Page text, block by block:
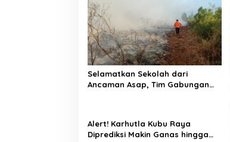
p
o
s
Selamatkan Sekolah dari
Ancaman Asap, Tim Gabungan
Alert! Karhutla Kubu Raya
Diprediksi Makin Ganas hingga